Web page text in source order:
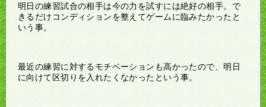
明日の練習試合の相手は今の力を試すには絶好の相手。で
きるだけコンディションを整えてゲームに臨みたかったと
いう事。
最近の練習に対するモチベーションも高かったので、明日
に向けて区切りを入れたくなかったという事。